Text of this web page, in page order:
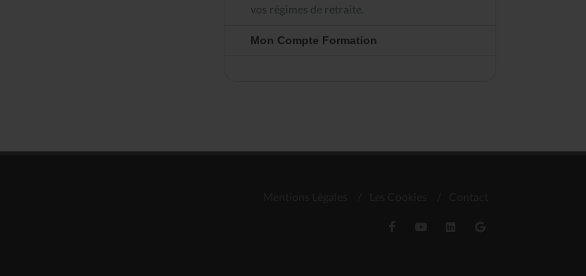
vos régimes de retraite.
Mon Compte Formation